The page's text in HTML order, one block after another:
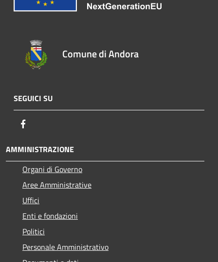
Comune di Andora
SEGUICI SU
AMMINISTRAZIONE
Organi di Governo
Aree Amministrative
Uffici
Enti e fondazioni
Politici
Personale Amministrativo